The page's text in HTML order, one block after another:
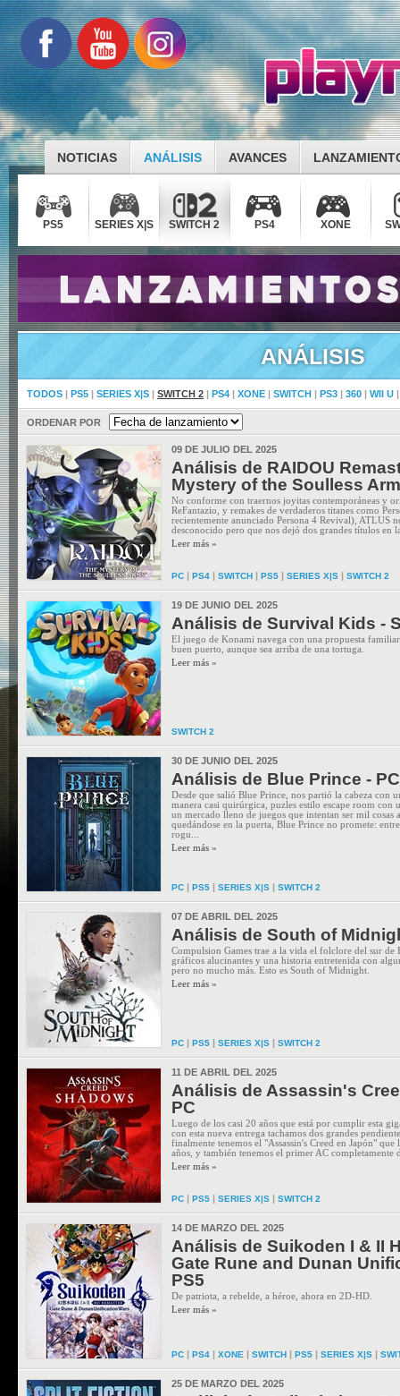
NOTICIAS ANÁLISIS AVANCES
PS5 SERIES X|S SWITCH 2 PS4 XONE
ANÁLISIS
TODOS | PS5 | SERIES X|S | SWITCH 2 | PS4 | XONE | SWITCH | PS3 | 360 | WII U
ORDENAR POR
09 DE JULIO DEL 2025
Análisis de RAIDOU
Mystery of the Soulless
No conforme con traernos joyitas contemporáneas y
ReFantazio, y remakes de verdaderos titanes como
recientemente anunciado Persona 4 Revival), ATLUS
desconocido pero que nos dejó dos grandes títulos en
Leer más »
PC | PS4 | SWITCH | PS5 | SERIES X|S | SWITCH 2
19 DE JUNIO DEL 2025
Análisis de Survival Kids -
El juego de Konami navega con una propuesta
buen puerto, aunque sea arriba de una tortuga.
Leer más »
SWITCH 2
30 DE JUNIO DEL 2025
Análisis de Blue Prince - PC
Desde que salió Blue Prince, nos partió la cabeza con
manera casi quirúrgica, puzles estilo escape room con
un mercado lleno de juegos que intentan ser mil cosas
quedándose en la puerta, Blue Prince no promete:
rogu...
Leer más »
PC | PS5 | SERIES X|S | SWITCH 2
07 DE ABRIL DEL 2025
Análisis de South of
Compulsion Games trae a la vida el folclore del sur de
gráficos alucinantes y una historia entretenida con
pero no mucho más. Esto es South of Midnight.
Leer más »
PC | PS5 | SERIES X|S | SWITCH 2
11 DE ABRIL DEL 2025
Análisis de Assassin's
PC
Luego de los casi 20 años que está por cumplir esta
con esta nueva entrega tachamos dos grandes
finalmente tenemos el "Assassin's Creed en Japón"
años, y también tenemos el primer AC completamente
Leer más »
PC | PS5 | SERIES X|S | SWITCH 2
14 DE MARZO DEL 2025
Análisis de Suikoden I & II
Gate Rune and Dunan
PS5
De patriota, a rebelde, a héroe, ahora en 2D-HD.
Leer más »
PC | PS4 | XONE | SWITCH | PS5 | SERIES X|S |
25 DE MARZO DEL 2025